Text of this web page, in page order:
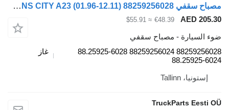
مصباح سقفي MAN LIONS CITY A23 (01.96-12.11) 88259256028 لـ الباصات MAN Lion's bus (1991-)
€48.39
≈ $55.91
- مصباح سقفي
88259256028 88259256024 88.25925-6028
غاز